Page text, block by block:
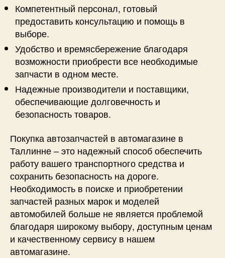
Компетентный персонал, готовый
предоставить консультацию и помощь в
выборе.
Удобство и времясбережение благодаря
возможности приобрести все необходимые
запчасти в одном месте.
Надежные производители и поставщики,
обеспечивающие долговечность и
безопасность товаров.
Покупка автозапчастей в автомагазине в
Таллинне – это надежный способ обеспечить
работу вашего транспортного средства и
сохранить безопасность на дороге.
Необходимость в поиске и приобретении
запчастей разных марок и моделей
автомобилей больше не является проблемой
благодаря широкому выбору, доступным ценам
и качественному сервису в нашем
автомагазине.